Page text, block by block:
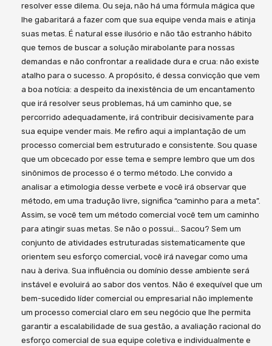
resolver esse dilema. Ou seja, não há uma fórmula mágica que
lhe gabaritará a fazer com que sua equipe venda mais e atinja
suas metas. É natural esse ilusório e não tão estranho hábito
que temos de buscar a solução mirabolante para nossas
demandas e não confrontar a realidade dura e crua: não existe
atalho para o sucesso. A propósito, é dessa convicção que vem
a boa notícia: a despeito da inexistência de um encantamento
que irá resolver seus problemas, há um caminho que, se
percorrido adequadamente, irá contribuir decisivamente para
sua equipe vender mais. Me refiro aqui a implantação de um
processo comercial bem estruturado e consistente. Sou quase
que um obcecado por esse tema e sempre lembro que um dos
sinônimos de processo é o termo método. Lhe convido a
analisar a etimologia desse verbete e você irá observar que
método, em uma tradução livre, significa “caminho para a meta”.
Assim, se você tem um método comercial você tem um caminho
para atingir suas metas. Se não o possui… Sacou? Sem um
conjunto de atividades estruturadas sistematicamente que
orientem seu esforço comercial, você irá navegar como uma
nau à deriva. Sua influência ou domínio desse ambiente será
instável e evoluirá ao sabor dos ventos. Não é exequível que um
bem-sucedido líder comercial ou empresarial não implemente
um processo comercial claro em seu negócio que lhe permita
garantir a escalabilidade de sua gestão, a avaliação racional do
esforço comercial de sua equipe coletiva e individualmente e